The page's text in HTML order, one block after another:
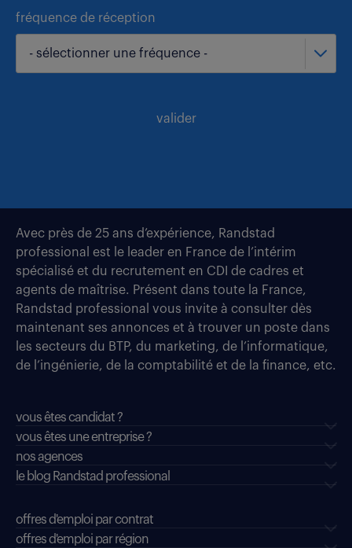
fréquence de réception
- sélectionner une fréquence -
valider
Avec près de 25 ans d’expérience, Randstad
professional est le leader en France de l’intérim
spécialisé et du recrutement en CDI de cadres et
agents de maîtrise. Présent dans toute la France,
Randstad professional vous invite à consulter dès
maintenant ses annonces et à trouver un poste dans
les secteurs du BTP, du marketing, de l’informatique,
de l’ingénierie, de la comptabilité et de la finance, etc.
vous êtes candidat ?
vous êtes une entreprise ?
nos agences
le blog Randstad professional
offres d'emploi par contrat
offres d'emploi par région